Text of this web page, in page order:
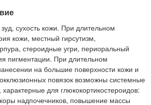
сухость кожи. При длительном
кожи, местный гирсутизм,
стероидные угри, периоральный
пигментации. При длительном
на большие поверхности кожи и
повязок возможны системные
для глюкокортикостероидов:
надпочечников, повышение массы